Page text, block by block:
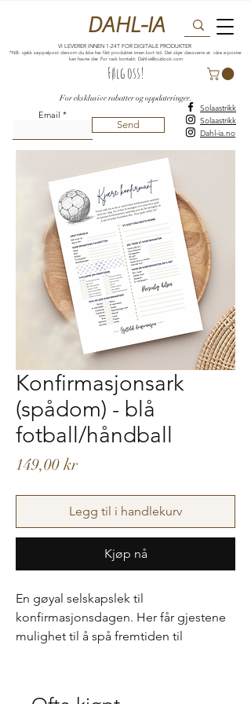
VI LEVERER INNEN 1-24T FOR DIGITALE PRODUKTER
*NB: sjekk søppelpost dersom du ikke har fått produktet innen kort tid. Det skjer dessverre at våre e-poster
kan havne der. For rask kontakt: Dahl-ia@outlook.com
DAHL-IA
For eksklusive rabatter og oppdateringer.
Følg oss!
Email
Send
Solaastrikk
Solaastrikk
Dahl-ia.no
Konfirmasjonsark
(spådom) - blå
fotball/håndball
149,00 krPris
Legg til i handlekurv
Kjøp nå
En gøyal selskapslek til
konfirmasjonsdagen. Her får gjestene
mulighet til å spå fremtiden til